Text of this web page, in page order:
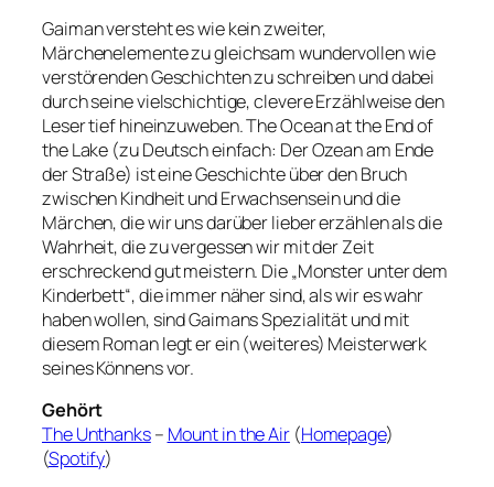
Gaiman versteht es wie kein zweiter,
Märchenelemente zu gleichsam wundervollen wie
verstörenden Geschichten zu schreiben und dabei
durch seine vielschichtige, clevere Erzählweise den
Leser tief hineinzuweben. The Ocean at the End of
the Lake (zu Deutsch einfach: Der Ozean am Ende
der Straße) ist eine Geschichte über den Bruch
zwischen Kindheit und Erwachsensein und die
Märchen, die wir uns darüber lieber erzählen als die
Wahrheit, die zu vergessen wir mit der Zeit
erschreckend gut meistern. Die „Monster unter dem
Kinderbett“, die immer näher sind, als wir es wahr
haben wollen, sind Gaimans Spezialität und mit
diesem Roman legt er ein (weiteres) Meisterwerk
seines Könnens vor.
Gehört
The Unthanks– Mount in the Air(Homepage)
(Spotify)